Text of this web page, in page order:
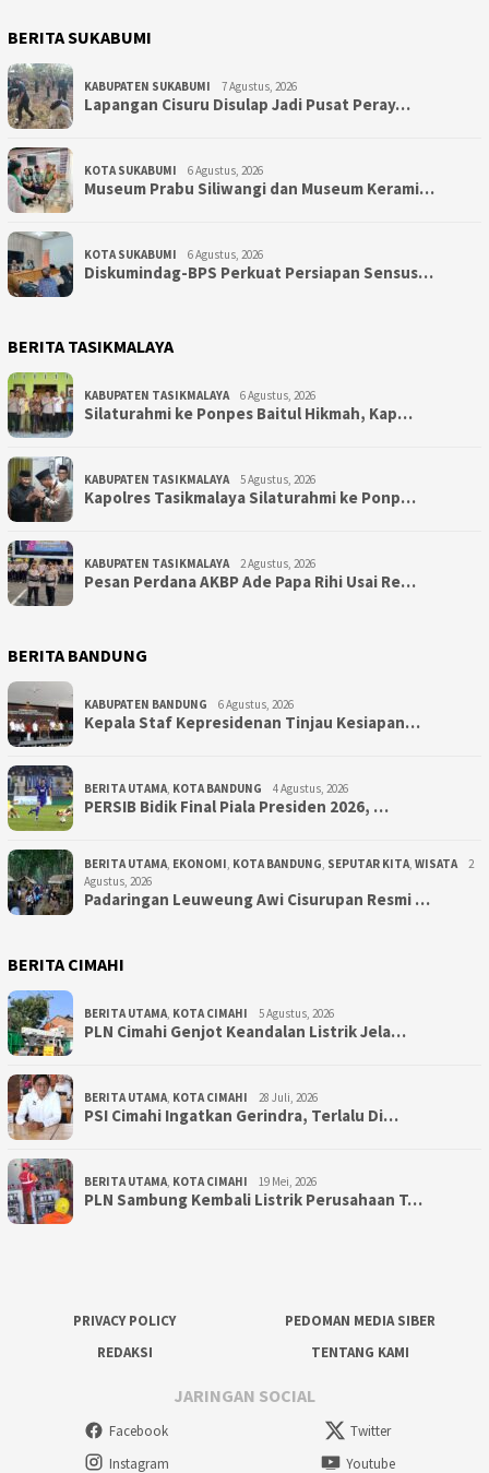
BERITA SUKABUMI
KABUPATEN SUKABUMI 7 Agustus, 2026
Lapangan Cisuru Disulap Jadi Pusat Peray…
KOTA SUKABUMI 6 Agustus, 2026
Museum Prabu Siliwangi dan Museum Kerami…
KOTA SUKABUMI 6 Agustus, 2026
Diskumindag-BPS Perkuat Persiapan Sensus…
BERITA TASIKMALAYA
KABUPATEN TASIKMALAYA 6 Agustus, 2026
Silaturahmi ke Ponpes Baitul Hikmah, Kap…
KABUPATEN TASIKMALAYA 5 Agustus, 2026
Kapolres Tasikmalaya Silaturahmi ke Ponp…
KABUPATEN TASIKMALAYA 2 Agustus, 2026
Pesan Perdana AKBP Ade Papa Rihi Usai Re…
BERITA BANDUNG
KABUPATEN BANDUNG 6 Agustus, 2026
Kepala Staf Kepresidenan Tinjau Kesiapan…
BERITA UTAMA, KOTA BANDUNG 4 Agustus, 2026
PERSIB Bidik Final Piala Presiden 2026, …
BERITA UTAMA, EKONOMI, KOTA BANDUNG, SEPUTAR KITA, WISATA
2
Agustus, 2026
Padaringan Leuweung Awi Cisurupan Resmi …
BERITA CIMAHI
BERITA UTAMA, KOTA CIMAHI 5 Agustus, 2026
PLN Cimahi Genjot Keandalan Listrik Jela…
BERITA UTAMA, KOTA CIMAHI 28 Juli, 2026
PSI Cimahi Ingatkan Gerindra, Terlalu Di…
BERITA UTAMA, KOTA CIMAHI 19 Mei, 2026
PLN Sambung Kembali Listrik Perusahaan T…
PRIVACY POLICY
PEDOMAN MEDIA SIBER
REDAKSI
TENTANG KAMI
JARINGAN SOCIAL
Facebook
Twitter
Instagram
Youtube